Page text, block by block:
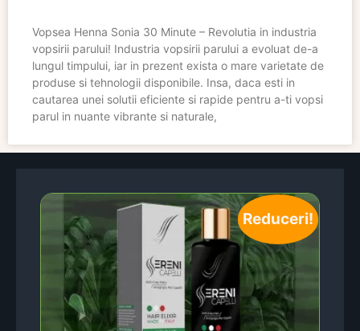
Vopsea Henna Sonia 30 Minute – Revolutia in industria
vopsirii parului! Industria vopsirii parului a evoluat de-a
lungul timpului, iar in prezent exista o mare varietate de
produse si tehnologii disponibile. Insa, daca esti in
cautarea unei solutii eficiente si rapide pentru a-ti vopsi
parul in nuante vibrante si naturale,
Reduceri!